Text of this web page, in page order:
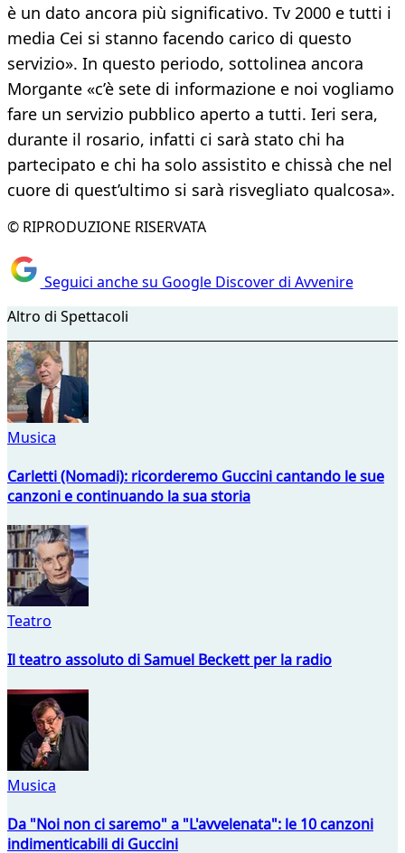
è un dato ancora più significativo. Tv 2000 e tutti i
media Cei si stanno facendo carico di questo
servizio». In questo periodo, sottolinea ancora
Morgante «c’è sete di informazione e noi vogliamo
fare un servizio pubblico aperto a tutti. Ieri sera,
durante il rosario, infatti ci sarà stato chi ha
partecipato e chi ha solo assistito e chissà che nel
cuore di quest’ultimo si sarà risvegliato qualcosa».
© RIPRODUZIONE RISERVATA
Seguici anche su Google Discover di Avvenire
Altro di Spettacoli
Musica
Carletti (Nomadi): ricorderemo Guccini cantando le sue
canzoni e continuando la sua storia
Teatro
Il teatro assoluto di Samuel Beckett per la radio
Musica
Da "Noi non ci saremo" a "L'avvelenata": le 10 canzoni
indimenticabili di Guccini